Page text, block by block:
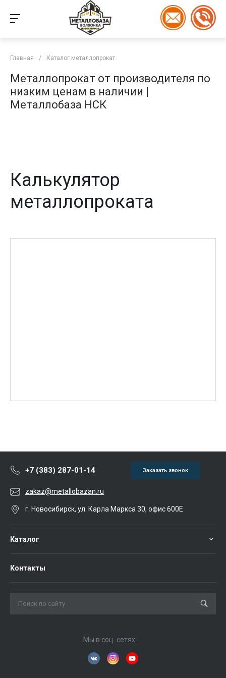
Главная / Каталог металлопрокат
Металлопрокат от производителя по
низким ценам в наличии |
Металлобаза НСК
Калькулятор
металлопроката
+7 (383) 287-01-14 Заказать звонок
zakaz@metallobazan.ru
г. Новосибирск, ул. Карла Маркса 30, офис 600Е
Каталог
Контакты
Мы в соц. сетях